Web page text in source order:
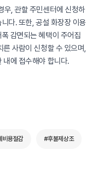
우, 관할 주민센터에 신청하
다. 또한, 공설 화장장 이용
감면되는 혜택이 주어집
른 사람이 신청할 수 있으며,
내에 접수해야 합니다.
비용절감 #후불제상조